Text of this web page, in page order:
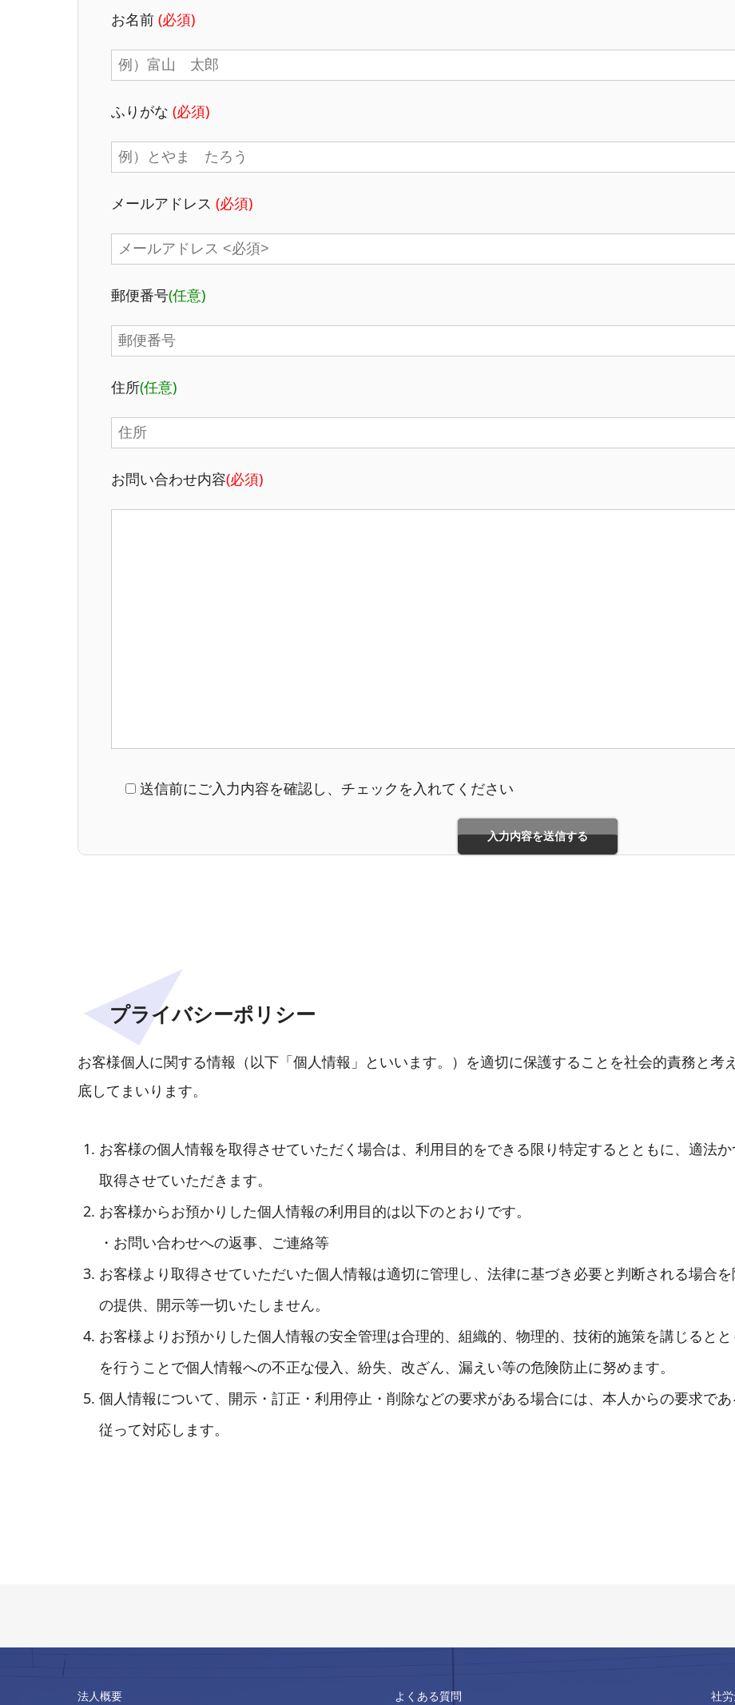
お名前 (必須)
ふりがな (必須)
メールアドレス (必須)
郵便番号(任意)
住所(任意)
お問い合わせ内容(必須)
送信前にご入力内容を確認し、チェックを入れてください
プライバシーポリシー
お客様個人に関する情報（以下「個人情報」といいます。）を適切に保護することを社会的責務と考
底してまいります。
お客様の個人情報を取得させていただく場合は、利用目的をできる限り特定するとともに、適法
取得させていただきます。
お客様からお預かりした個人情報の利用目的は以下のとおりです。
・お問い合わせへの返事、ご連絡等
お客様より取得させていただいた個人情報は適切に管理し、法律に基づき必要と判断される場合
の提供、開示等一切いたしません。
お客様よりお預かりした個人情報の安全管理は合理的、組織的、物理的、技術的施策を講じると
を行うことで個人情報への不正な侵入、紛失、改ざん、漏えい等の危険防止に努めます。
個人情報について、開示・訂正・利用停止・削除などの要求がある場合には、本人からの要求で
従って対応します。
法人概要 よくある質問 社